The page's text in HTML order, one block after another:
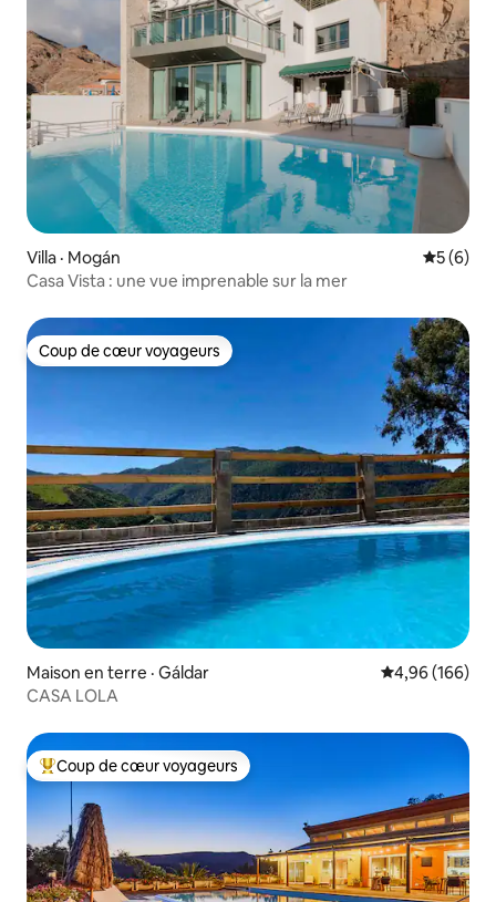
Villa · Mogán Note
5 (6)
Casa Vista : une vue imprenable sur la mer
Coup de cœur voyageurs
Coup de cœur voyageurs
Maison en terre · Gáldar Note
4,96 (166)
CASA LOLA
Coup de cœur voyageurs parmi les plus aimés
Coup de cœur voyageurs